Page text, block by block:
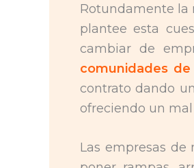
Rotundamente la
plantee esta
cambiar de
comunidades
contrato dando
ofreciendo un
Las empresas